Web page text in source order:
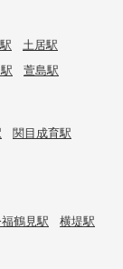
土居駅
萱島駅
関目成育駅
鶴見駅
横堤駅